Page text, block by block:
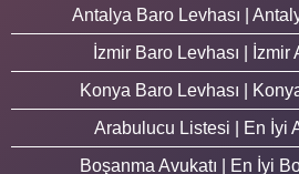
Antalya Baro Levhası |
İzmir Baro Levhası | İzmir
Konya Baro Levhası |
Arabulucu Listesi | En İyi
Boşanma Avukatı | En İyi